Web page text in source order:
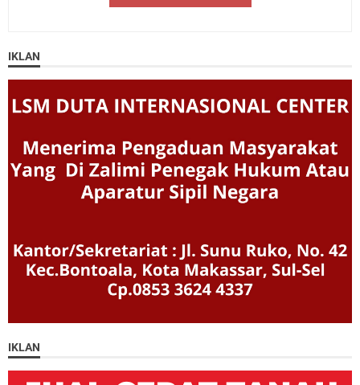
IKLAN
IKLAN